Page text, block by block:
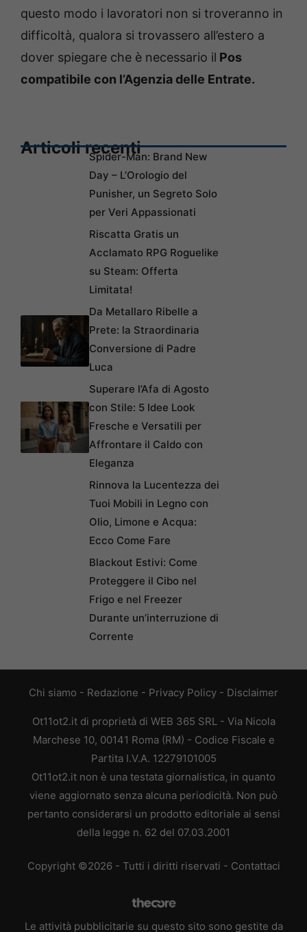
questo modo i lavoratori non si troveranno in
difficoltà, qualora si trovassero all’estero a
dover spiegare che è necessario il Pos
compatibile con l’Agenzia delle Entrate.
Articoli recentiSpider-Man: Brand New
Day – L’Orologio del
Punisher, un Segreto Solo
per Veri Appassionati
Riscatta Gratis un
Acclamato RPG Roguelike
su Steam: Offerta
Limitata!
Da Metallaro Ribelle a
Prete: la Straordinaria
Conversione di Padre
Luca
Superare l’Afa di Agosto
con Stile: 5 Idee Look
Fresche e Versatili per
Affrontare il Caldo con
Eleganza
Rinnova la Lucentezza dei
Tuoi Mobili in Legno con
Olio, Limone e Acqua:
Ecco Come Fare
Blackout Estivi: Come
Proteggere il Cibo nel
Frigo e nel Freezer
Durante un’interruzione di
Corrente
Chi siamo - Redazione - Privacy Policy - Disclaimer
Ot11ot2.it di proprietà di WEB 365 SRL - Via Nicola
Marchese 10, 00141 Roma (RM) - Codice Fiscale e
Partita I.V.A. 12279101005
Ot11ot2.it non è una testata giornalistica, in quanto
viene aggiornato senza alcuna periodicità. Non può
pertanto considerarsi un prodotto editoriale ai sensi
della legge n. 62 del 07.03.2001
Copyright ©2026 - Tutti i diritti riservati - Contattaci
Le attività pubblicitarie su questo sito sono gestite da